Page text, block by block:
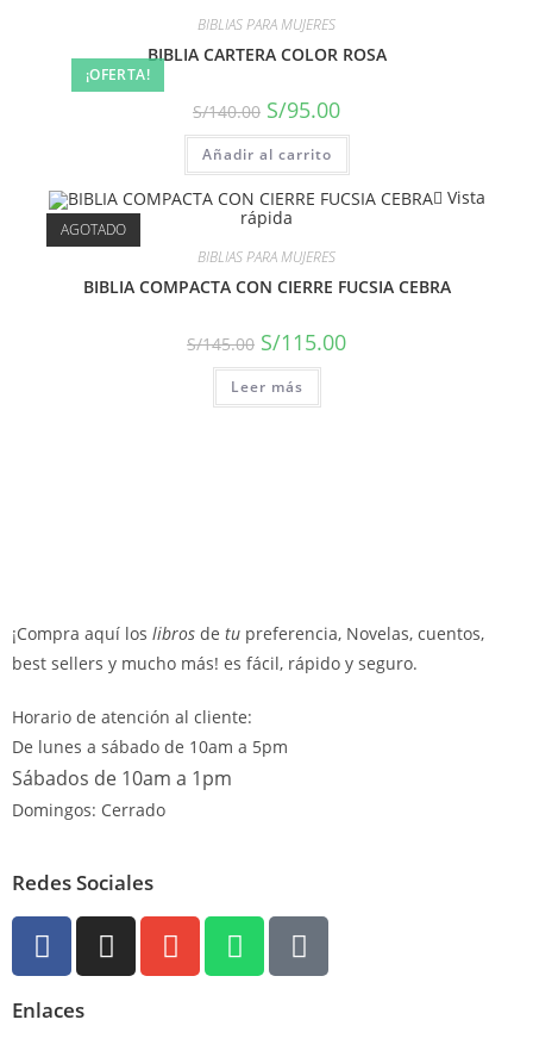
¡OFERTA!
BIBLIAS PARA MUJERES
BIBLIA CARTERA COLOR ROSA
S/140.00 S/95.00
Añadir al carrito
AGOTADO
Vista
rápida
BIBLIAS PARA MUJERES
BIBLIA COMPACTA CON CIERRE FUCSIA CEBRA
S/145.00 S/115.00
Leer más
¡Compra aquí los libros de tu preferencia, Novelas, cuentos,
best sellers y mucho más! es fácil, rápido y seguro.
Horario de atención al cliente:
De lunes a sábado de 10am a 5pm
Sábados de 10am a 1pm
Domingos: Cerrado
Redes Sociales
Enlaces